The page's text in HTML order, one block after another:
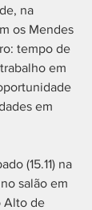
na
os Mendes
tempo de
em
em
(15.11) na
salão em
Alto de